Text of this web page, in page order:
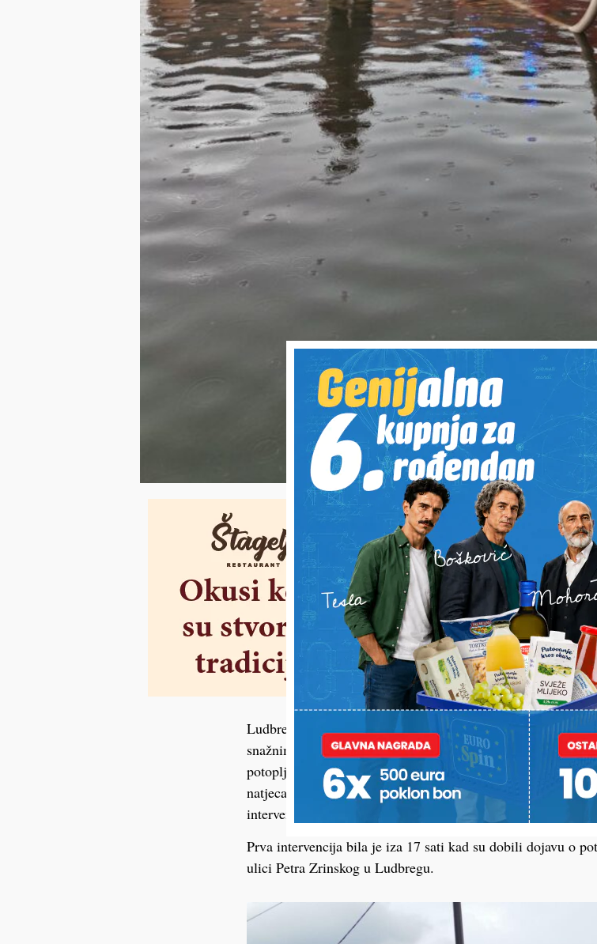
Ludbreški su vatrogasci ovaj vikend imali pune ruke posla.
snažnim vjetrom napravilo je veliku štetu, padala su
potopljene. Jučerašnje poslijepodne vatrogasci DVD-a
natjecanjem u DVD-u Selnik, a neposredno nakon prvog
intervencije.
Prva intervencija bila je iza 17 sati kad su dobili dojavu o
ulici Petra Zrinskog u Ludbregu.